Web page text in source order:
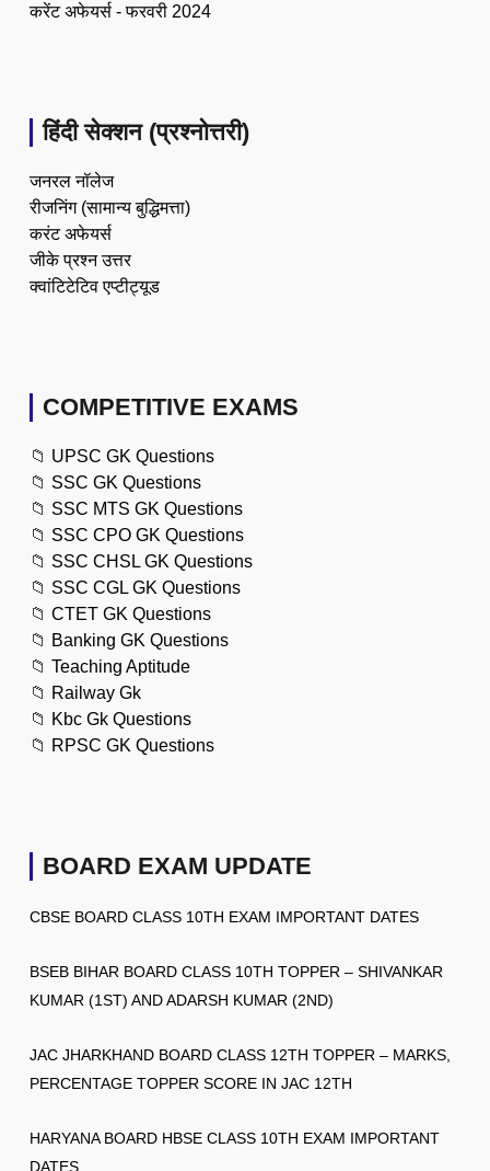
करेंट अफेयर्स - फरवरी 2024
हिंदी सेक्शन (प्रश्नोत्तरी)
जनरल नॉलेज
रीजनिंग (सामान्य बुद्धिमत्ता)
करंट अफेयर्स
जीके प्रश्न उत्तर
क्वांटिटेटिव एप्टीट्यूड
COMPETITIVE EXAMS
📁 UPSC GK Questions
📁 SSC GK Questions
📁 SSC MTS GK Questions
📁 SSC CPO GK Questions
📁 SSC CHSL GK Questions
📁 SSC CGL GK Questions
📁 CTET GK Questions
📁 Banking GK Questions
📁 Teaching Aptitude
📁 Railway Gk
📁 Kbc Gk Questions
📁 RPSC GK Questions
BOARD EXAM UPDATE
CBSE BOARD CLASS 10TH EXAM IMPORTANT DATES
BSEB BIHAR BOARD CLASS 10TH TOPPER – SHIVANKAR
KUMAR (1ST) AND ADARSH KUMAR (2ND)
JAC JHARKHAND BOARD CLASS 12TH TOPPER – MARKS,
PERCENTAGE TOPPER SCORE IN JAC 12TH
HARYANA BOARD HBSE CLASS 10TH EXAM IMPORTANT
DATES